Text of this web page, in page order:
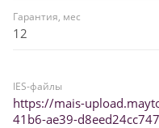
Гарантия, мес
12
IES-файлы
https://mais-
41b6-ae39-